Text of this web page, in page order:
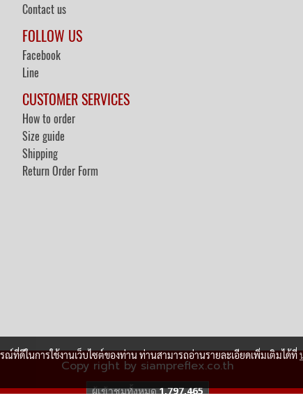
Contact us
FOLLOW US
Facebook
Line
CUSTOMER SERVICES
How to order
Size guide
Shipping
Return Order Form
Copy right by siampreflex.co.th
ผู้เข้าชมวันนี้ 217
ที่ดีในการใช้งานเว็บไซต์ของท่าน ท่านสามารถอ่านรายละเอียดเพิ่มเติมได้ที่